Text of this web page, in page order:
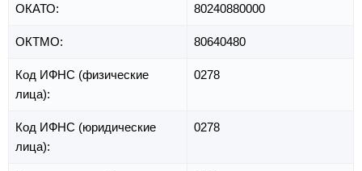
ОКАТО: 80240880000
ОКТМО: 80640480
Код ИФНС (физические
лица):
0278
Код ИФНС (юридические
лица):
0278